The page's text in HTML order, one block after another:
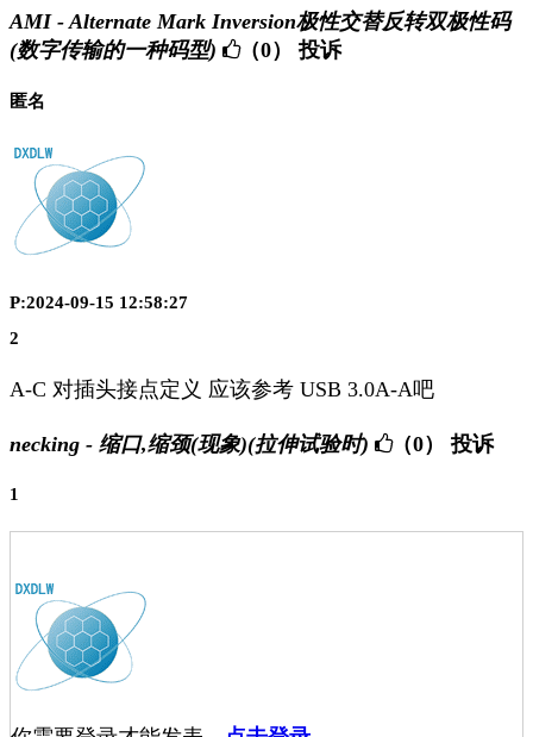
AMI - Alternate Mark Inversion极性交替反转双极性码
(数字传输的一种码型)
（0） 投诉
匿名
P:2024-09-15 12:58:27
2
A-C 对插头接点定义 应该参考 USB 3.0A-A吧
necking - 缩口,缩颈(现象)(拉伸试验时) （0） 投诉
1